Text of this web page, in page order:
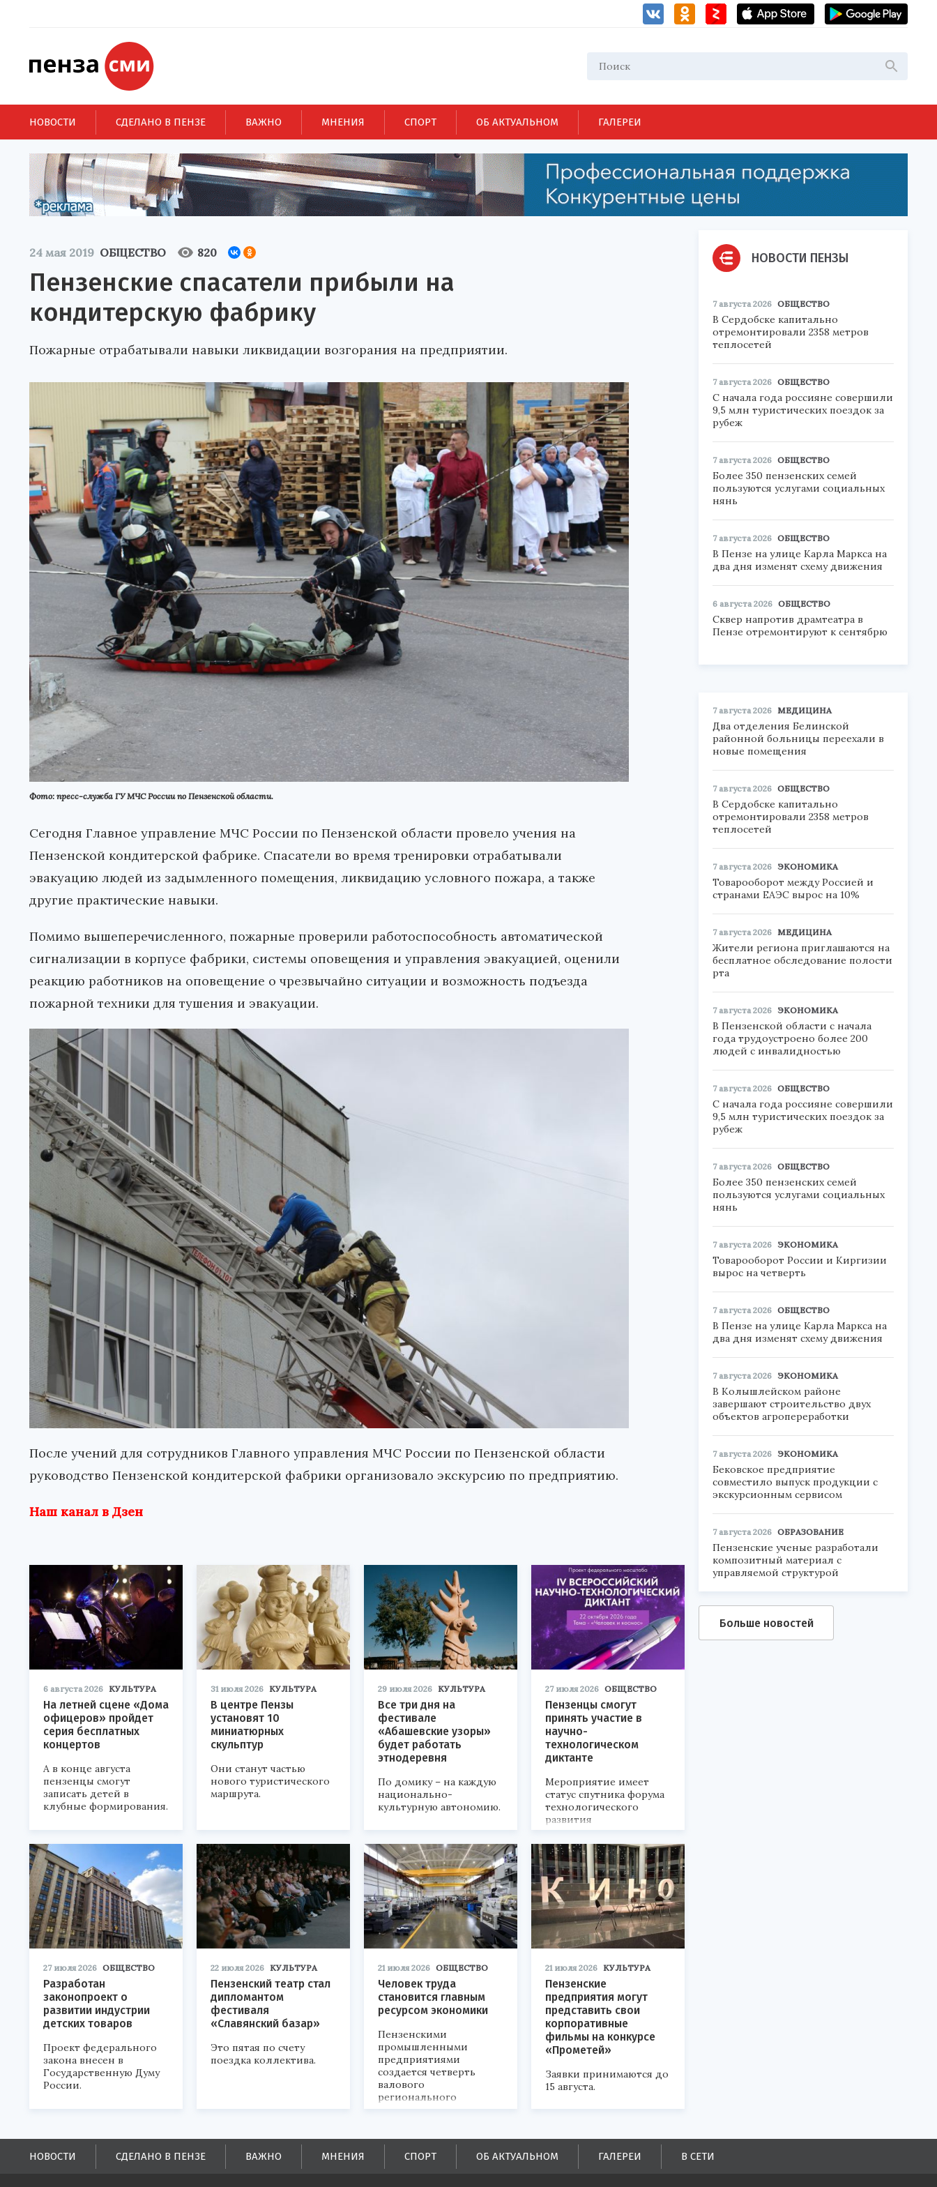
НОВОСТИ СДЕЛАНО В ПЕНЗЕ ВАЖНО МНЕНИЯ СПОРТ ОБ АКТУАЛЬНОМ ГАЛЕРЕИ
24 мая 2019 ОБЩЕСТВО 820
Пензенские спасатели прибыли на
кондитерскую фабрику
Пожарные отрабатывали навыки ликвидации возгорания на предприятии.
Фото: пресс-служба ГУ МЧС России по Пензенской области.
Сегодня Главное управление МЧС России по Пензенской области провело учения на
Пензенской кондитерской фабрике. Спасатели во время тренировки отрабатывали
эвакуацию людей из задымленного помещения, ликвидацию условного пожара, а также
другие практические навыки.
Помимо вышеперечисленного, пожарные проверили работоспособность автоматической
сигнализации в корпусе фабрики, системы оповещения и управления эвакуацией, оценили
реакцию работников на оповещение о чрезвычайно ситуации и возможность подъезда
пожарной техники для тушения и эвакуации.
После учений для сотрудников Главного управления МЧС России по Пензенской области
руководство Пензенской кондитерской фабрики организовало экскурсию по предприятию.
Наш канал в Дзен
6 августа 2026 КУЛЬТУРА
На летней сцене «Дома
офицеров» пройдет
серия бесплатных
концертов
А в конце августа
пензенцы смогут
записать детей в
клубные формирования.
31 июля 2026 КУЛЬТУРА
В центре Пензы
установят 10
миниатюрных
скульптур
Они станут частью
нового туристического
маршрута.
29 июля 2026 КУЛЬТУРА
Все три дня на
фестивале
«Абашевские узоры»
будет работать
этнодеревня
По домику – на каждую
национально-
культурную автономию.
27 июля 2026 ОБЩЕСТВО
Пензенцы смогут
принять участие в
научно-
технологическом
диктанте
Мероприятие имеет
статус спутника форума
технологического
развития
«Технопром-2026».
27 июля 2026 ОБЩЕСТВО
Разработан
законопроект о
развитии индустрии
детских товаров
Проект федерального
закона внесен в
Государственную Думу
России.
22 июля 2026 КУЛЬТУРА
Пензенский театр стал
дипломантом
фестиваля
«Славянский базар»
Это пятая по счету
поездка коллектива.
21 июля 2026 ОБЩЕСТВО
Человек труда
становится главным
ресурсом экономики
Пензенскими
промышленными
предприятиями
создается четверть
валового
регионального
продукта и
поступлений в
бюджеты всех уровней.
21 июля 2026 КУЛЬТУРА
Пензенские
предприятия могут
представить свои
корпоративные
фильмы на конкурсе
«Прометей»
Заявки принимаются до
15 августа.
НОВОСТИ ПЕНЗЫ
7 августа 2026 ОБЩЕСТВО
В Сердобске капитально
отремонтировали 2358 метров
теплосетей
7 августа 2026 ОБЩЕСТВО
С начала года россияне совершили
9,5 млн туристических поездок за
рубеж
7 августа 2026 ОБЩЕСТВО
Более 350 пензенских семей
пользуются услугами социальных
нянь
7 августа 2026 ОБЩЕСТВО
В Пензе на улице Карла Маркса на
два дня изменят схему движения
6 августа 2026 ОБЩЕСТВО
Сквер напротив драмтеатра в
Пензе отремонтируют к сентябрю
7 августа 2026 МЕДИЦИНА
Два отделения Белинской
районной больницы переехали в
новые помещения
7 августа 2026 ОБЩЕСТВО
В Сердобске капитально
отремонтировали 2358 метров
теплосетей
7 августа 2026 ЭКОНОМИКА
Товарооборот между Россией и
странами ЕАЭС вырос на 10%
7 августа 2026 МЕДИЦИНА
Жители региона приглашаются на
бесплатное обследование полости
рта
7 августа 2026 ЭКОНОМИКА
В Пензенской области с начала
года трудоустроено более 200
людей с инвалидностью
7 августа 2026 ОБЩЕСТВО
С начала года россияне совершили
9,5 млн туристических поездок за
рубеж
7 августа 2026 ОБЩЕСТВО
Более 350 пензенских семей
пользуются услугами социальных
нянь
7 августа 2026 ЭКОНОМИКА
Товарооборот России и Киргизии
вырос на четверть
7 августа 2026 ОБЩЕСТВО
В Пензе на улице Карла Маркса на
два дня изменят схему движения
7 августа 2026 ЭКОНОМИКА
В Колышлейском районе
завершают строительство двух
объектов агропереработки
7 августа 2026 ЭКОНОМИКА
Бековское предприятие
совместило выпуск продукции с
экскурсионным сервисом
7 августа 2026 ОБРАЗОВАНИЕ
Пензенские ученые разработали
композитный материал с
управляемой структурой
Больше новостей
НОВОСТИ СДЕЛАНО В ПЕНЗЕ ВАЖНО МНЕНИЯ СПОРТ ОБ АКТУАЛЬНОМ ГАЛЕРЕИ В СЕТИ